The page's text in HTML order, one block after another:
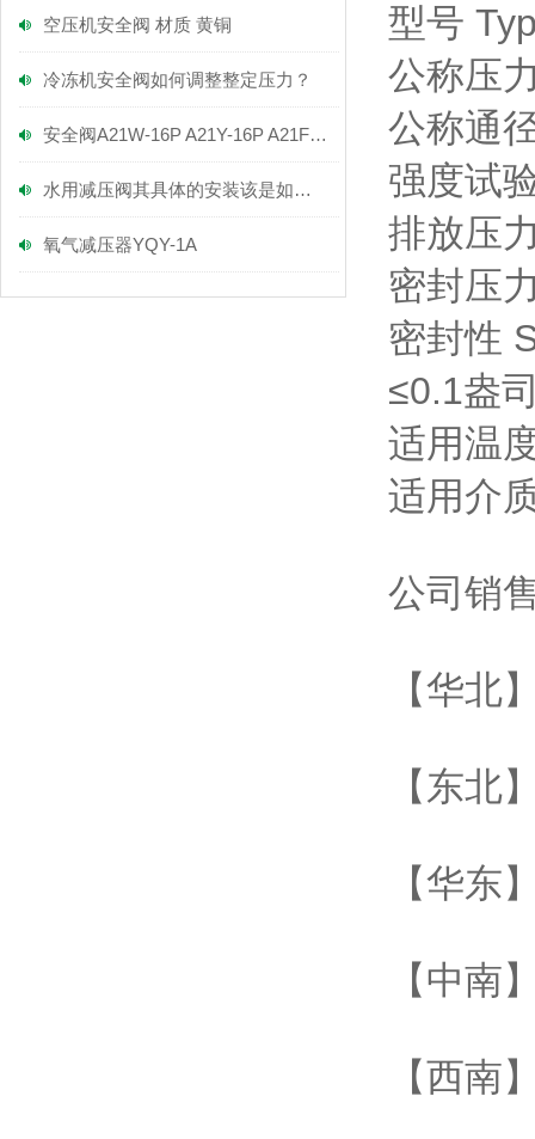
空压机安全阀 材质 黄铜
冷冻机安全阀如何调整整定压力？
安全阀A21W-16P A21Y-16P A21F-16P
水用减压阀其具体的安装该是如何的呢？
氧气减压器YQY-1A
型号
公称压
公称通
强度试
排放压
密封压
密封性
≤0.1盎
适用温
适用介
公司销
【华北
【东北
【华东
【中南
【西南